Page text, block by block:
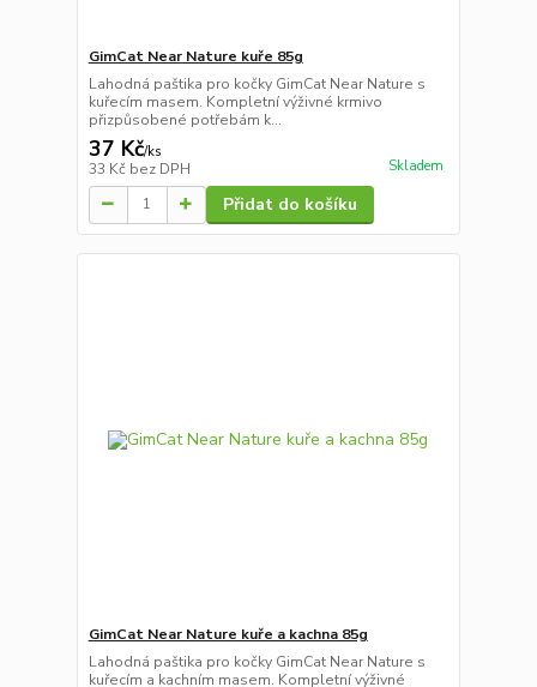
GimCat Near Nature kuře 85g
Lahodná paštika pro kočky GimCat Near Nature s
kuřecím masem. Kompletní výživné krmivo
přizpůsobené potřebám k...
37 Kč/ks
33 Kč bez DPH Skladem
Přidat do košíku
GimCat Near Nature kuře a kachna 85g
Lahodná paštika pro kočky GimCat Near Nature s
kuřecím a kachním masem. Kompletní výživné